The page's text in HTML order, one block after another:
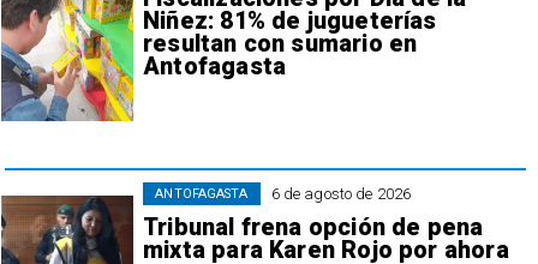
Niñez: 81% de jugueterías
resultan con sumario en
Antofagasta
6 de agosto de 2026
Tribunal frena opción de pena
mixta para Karen Rojo por ahora
ANTOFAGASTA